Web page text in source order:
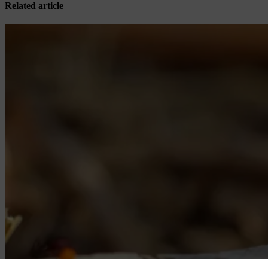
Related article